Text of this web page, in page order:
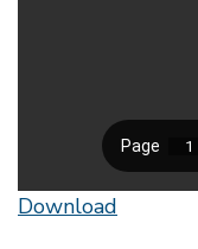
Download